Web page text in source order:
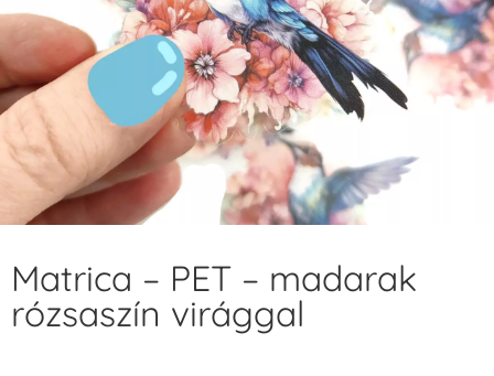
Matrica – PET – madarak
rózsaszín virággal